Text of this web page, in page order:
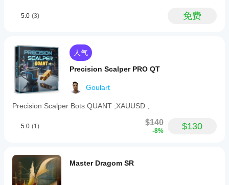
5.0 (3) 免费
人气
Precision Scalper PRO QT
Goulart
Precision Scalper Bots QUANT ,XAUUSD ,
5.0 (1) $140
-8% $130
Master Dragom SR